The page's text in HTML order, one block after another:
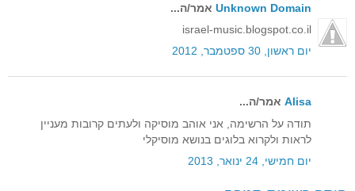
Unknown Domain אמר/ה...
israel-music.blogspot.co.il
יום ראשון, 30 ספטמבר, 2012
Alisa אמר/ה...
תודה על הרשימה, אני אוהב מוסיקה ולעתים קרובות מעניין
לראות ולקרוא בלוגים בנושא מוסיקלי
יום חמישי, 24 ינואר, 2013